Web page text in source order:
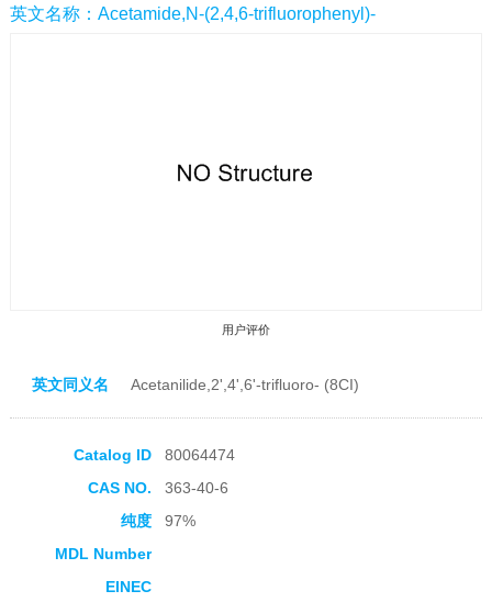
药中间体|其他原料药中间体|
英文名称：Acetamide,N-(2,4,6-trifluorophenyl)-
用户评价
收藏产品
英文同义名 Acetanilide,2',4',6'-trifluoro- (8CI)
Catalog ID
80064474
CAS NO.
363-40-6
纯度
97%
MDL Number
EINEC